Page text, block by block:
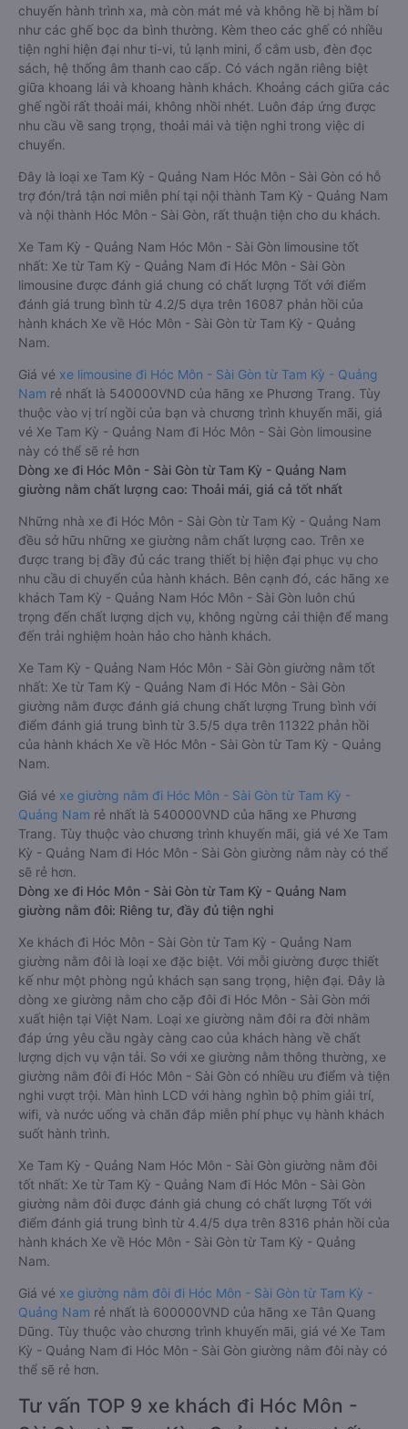
chuyến hành trình xa, mà còn mát mẻ và không hề bị hầm bí
như các ghế bọc da bình thường. Kèm theo các ghế có nhiều
tiện nghi hiện đại như ti-vi, tủ lạnh mini, ổ cắm usb, đèn đọc
sách, hệ thống âm thanh cao cấp. Có vách ngăn riêng biệt
giữa khoang lái và khoang hành khách. Khoảng cách giữa các
ghế ngồi rất thoải mái, không nhồi nhét. Luôn đáp ứng được
nhu cầu về sang trọng, thoải mái và tiện nghi trong việc di
chuyển.
Đây là loại xe Tam Kỳ - Quảng Nam Hóc Môn - Sài Gòn có hỗ
trợ đón/trả tận nơi miễn phí tại nội thành Tam Kỳ - Quảng Nam
và nội thành Hóc Môn - Sài Gòn, rất thuận tiện cho du khách.
Xe Tam Kỳ - Quảng Nam Hóc Môn - Sài Gòn limousine tốt
nhất: Xe từ Tam Kỳ - Quảng Nam đi Hóc Môn - Sài Gòn
limousine được đánh giá chung có chất lượng Tốt với điểm
đánh giá trung bình từ 4.2/5 dựa trên 16087 phản hồi của
hành khách Xe về Hóc Môn - Sài Gòn từ Tam Kỳ - Quảng
Nam.
Giá vé xe limousine đi Hóc Môn - Sài Gòn từ Tam Kỳ - Quảng
Nam rẻ nhất là 540000VND của hãng xe Phương Trang. Tùy
thuộc vào vị trí ngồi của bạn và chương trình khuyến mãi, giá
vé Xe Tam Kỳ - Quảng Nam đi Hóc Môn - Sài Gòn limousine
này có thể sẽ rẻ hơn
Dòng xe đi Hóc Môn - Sài Gòn từ Tam Kỳ - Quảng Nam
giường nằm chất lượng cao: Thoải mái, giá cả tốt nhất
Những nhà xe đi Hóc Môn - Sài Gòn từ Tam Kỳ - Quảng Nam
đều sở hữu những xe giường nằm chất lượng cao. Trên xe
được trang bị đầy đủ các trang thiết bị hiện đại phục vụ cho
nhu cầu di chuyển của hành khách. Bên cạnh đó, các hãng xe
khách Tam Kỳ - Quảng Nam Hóc Môn - Sài Gòn luôn chú
trọng đến chất lượng dịch vụ, không ngừng cải thiện để mang
đến trải nghiệm hoàn hảo cho hành khách.
Xe Tam Kỳ - Quảng Nam Hóc Môn - Sài Gòn giường nằm tốt
nhất: Xe từ Tam Kỳ - Quảng Nam đi Hóc Môn - Sài Gòn
giường nằm được đánh giá chung chất lượng Trung bình với
điểm đánh giá trung bình từ 3.5/5 dựa trên 11322 phản hồi
của hành khách Xe về Hóc Môn - Sài Gòn từ Tam Kỳ - Quảng
Nam.
Giá vé xe giường nằm đi Hóc Môn - Sài Gòn từ Tam Kỳ -
Quảng Nam rẻ nhất là 540000VND của hãng xe Phương
Trang. Tùy thuộc vào chương trình khuyến mãi, giá vé Xe Tam
Kỳ - Quảng Nam đi Hóc Môn - Sài Gòn giường nằm này có thể
sẽ rẻ hơn.
Dòng xe đi Hóc Môn - Sài Gòn từ Tam Kỳ - Quảng Nam
giường nằm đôi: Riêng tư, đầy đủ tiện nghi
Xe khách đi Hóc Môn - Sài Gòn từ Tam Kỳ - Quảng Nam
giường nằm đôi là loại xe đặc biệt. Với mỗi giường được thiết
kế như một phòng ngủ khách sạn sang trọng, hiện đại. Đây là
dòng xe giường nằm cho cặp đôi đi Hóc Môn - Sài Gòn mới
xuất hiện tại Việt Nam. Loại xe giường nằm đôi ra đời nhằm
đáp ứng yêu cầu ngày càng cao của khách hàng về chất
lượng dịch vụ vận tải. So với xe giường nằm thông thường, xe
giường nằm đôi đi Hóc Môn - Sài Gòn có nhiều ưu điểm và tiện
nghi vượt trội. Màn hình LCD với hàng nghìn bộ phim giải trí,
wifi, và nước uống và chăn đắp miễn phí phục vụ hành khách
suốt hành trình.
Xe Tam Kỳ - Quảng Nam Hóc Môn - Sài Gòn giường nằm đôi
tốt nhất: Xe từ Tam Kỳ - Quảng Nam đi Hóc Môn - Sài Gòn
giường nằm đôi được đánh giá chung có chất lượng Tốt với
điểm đánh giá trung bình từ 4.4/5 dựa trên 8316 phản hồi của
hành khách Xe về Hóc Môn - Sài Gòn từ Tam Kỳ - Quảng
Nam.
Giá vé xe giường nằm đôi đi Hóc Môn - Sài Gòn từ Tam Kỳ -
Quảng Nam rẻ nhất là 600000VND của hãng xe Tân Quang
Dũng. Tùy thuộc vào chương trình khuyến mãi, giá vé Xe Tam
Kỳ - Quảng Nam đi Hóc Môn - Sài Gòn giường nằm đôi này có
thể sẽ rẻ hơn.
Tư vấn TOP 9 xe khách đi Hóc Môn -